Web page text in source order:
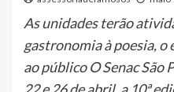
As unidades terão
gastronomia à poesia,
ao público O Senac São